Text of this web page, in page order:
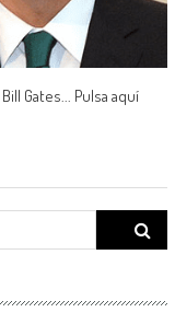
Gates... Pulsa aquí
Search
for: